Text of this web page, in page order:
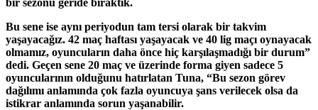
Bu sene ise aynı periyodun tam tersi olarak bir takvim
yaşayacağız. 42 maç haftası yaşayacak ve 40 lig maçı oynayacak
olmamız, oyuncuların daha önce hiç karşılaşmadığı bir durum”
dedi. Geçen sene 20 maç ve üzerinde forma giyen sadece 5
oyuncularının olduğunu hatırlatan Tuna, “Bu sezon görev
dağılımı anlamında çok fazla oyuncuya şans verilecek olsa da
istikrar anlamında sorun yaşanabilir.